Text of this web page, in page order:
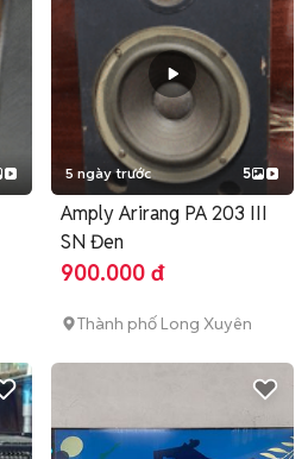
5 ngày trước 5
Amply Arirang PA 203 III
SN Đen
900.000 đ
Thành phố Long Xuyên